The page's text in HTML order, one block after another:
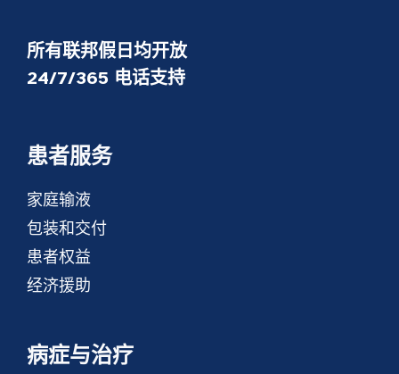
所有联邦假日均开放
24/7/365 电话支持
患者服务
家庭输液
包装和交付
患者权益
经济援助
病症与治疗